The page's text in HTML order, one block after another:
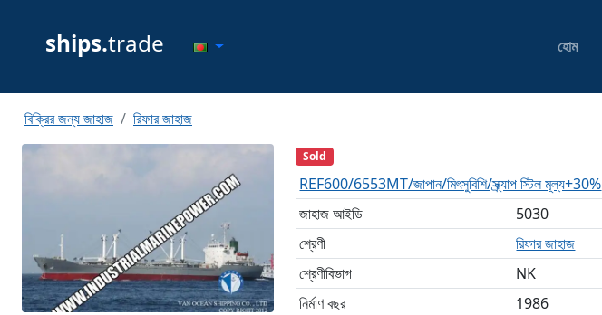
ships.trade হোম
বিক্রির জন্য জাহাজ রিফার জাহাজ
Sold
REF600/6553MT/জাপান/মিৎসুবিশি/স্ক্র্যাপ স্টিল মূল্য+30%
জাহাজ আইডি
5030
শ্রেণী
রিফার জাহাজ
শ্রেণীবিভাগ
NK
নির্মাণ বছর
1986